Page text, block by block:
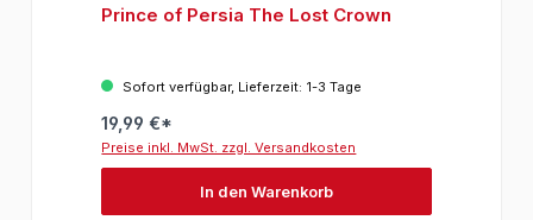
Prince of Persia The Lost Crown
Sofort verfügbar, Lieferzeit: 1-3 Tage
19,99 €*
Preise inkl. MwSt. zzgl. Versandkosten
In den Warenkorb